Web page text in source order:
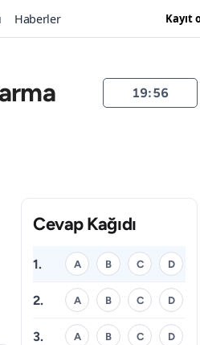
Haberler Kayıt
19:55
Cevap Kağıdı
1. A B C D
2. A B C D
3. A B C D